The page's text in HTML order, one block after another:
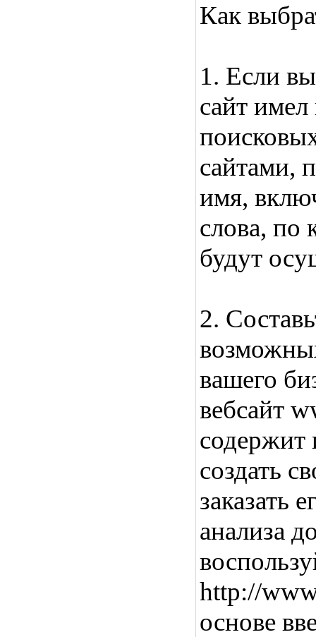
Как
1. Если
сайт
сайтами,
имя,
слова, по
будут
2.
вашего
вебсайт
создать
заказать
анализа
http://
основе